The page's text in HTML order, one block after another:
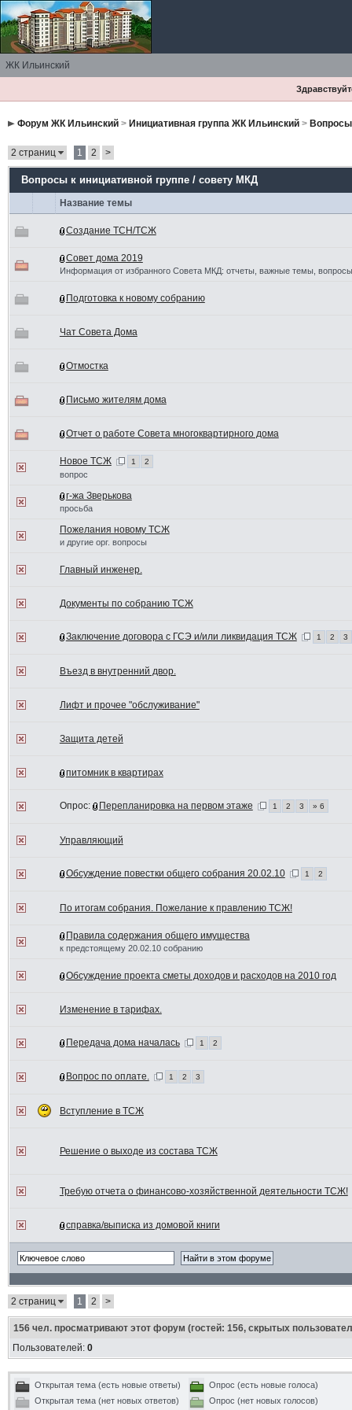
ЖК Ильинский
Форум ЖК Ильинский> Инициативная группа ЖК Ильинский> Вопросы
2 страниц 1 2 >
Вопросы к инициативной группе / совету МКД
Название темы
Создание ТСН/ТСЖ
Совет дома 2019
Информация от избранного Совета МКД: отчеты, важные темы,
Подготовка к новому собранию
Чат Совета Дома
Отмостка
Письмо жителям дома
Отчет о работе Совета многоквартирного дома
Новое ТСЖ 1 2
вопрос
г-жа Зверькова
просьба
Пожелания новому ТСЖ
и другие орг. вопросы
Главный инженер.
Документы по собранию ТСЖ
Заключение договора с ГСЭ и/или ликвидация ТСЖ 1 2 3
Въезд в внутренний двор.
Лифт и прочее "обслуживание"
Защита детей
питомник в квартирах
Опрос: Перепланировка на первом этаже 1 2 3 » 6
Управляющий
Обсуждение повестки общего собрания 20.02.10 1 2
По итогам собрания. Пожелание к правлению ТСЖ!
Правила содержания общего имущества
к предстоящему 20.02.10 собранию
Обсуждение проекта сметы доходов и расходов на 2010 год
Изменение в тарифах.
Передача дома началась 1 2
Вопрос по оплате. 1 2 3
Вступление в ТСЖ
Решение о выходе из состава ТСЖ
Требую отчета о финансово-хозяйственной деятельности ТСЖ!
справка/выписка из домовой книги
2 страниц 1 2 >
156чел. просматривают этот форум (гостей: 156, скрытых
Пользователей: 0
Открытая тема (есть новые ответы)
Открытая тема (нет новых ответов)
Опрос (есть новые голоса)
Опрос (нет новых голосов)